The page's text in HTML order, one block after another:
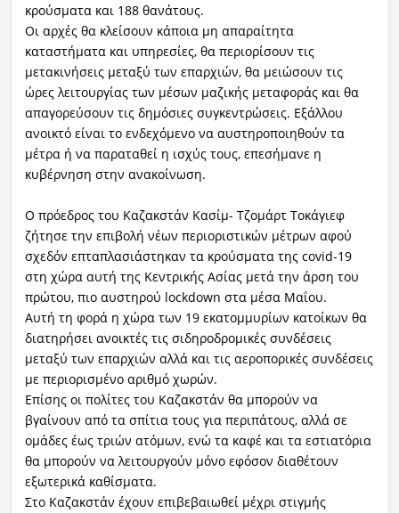
κρούσματα και 188 θανάτους.
Οι αρχές θα κλείσουν κάποια μη απαραίτητα
καταστήματα και υπηρεσίες, θα περιορίσουν τις
μετακινήσεις μεταξύ των επαρχιών, θα μειώσουν τις
ώρες λειτουργίας των μέσων μαζικής μεταφοράς και θα
απαγορεύσουν τις δημόσιες συγκεντρώσεις. Εξάλλου
ανοικτό είναι το ενδεχόμενο να αυστηροποιηθούν τα
μέτρα ή να παραταθεί η ισχύς τους, επεσήμανε η
κυβέρνηση στην ανακοίνωση.
Ο πρόεδρος του Καζακστάν Κασίμ- Τζομάρτ Τοκάγιεφ
ζήτησε την επιβολή νέων περιοριστικών μέτρων αφού
σχεδόν επταπλασιάστηκαν τα κρούσματα της covid-19
στη χώρα αυτή της Κεντρικής Ασίας μετά την άρση του
πρώτου, πιο αυστηρού lockdown στα μέσα Μαΐου.
Αυτή τη φορά η χώρα των 19 εκατομμυρίων κατοίκων θα
διατηρήσει ανοικτές τις σιδηροδρομικές συνδέσεις
μεταξύ των επαρχιών αλλά και τις αεροπορικές συνδέσεις
με περιορισμένο αριθμό χωρών.
Επίσης οι πολίτες του Καζακστάν θα μπορούν να
βγαίνουν από τα σπίτια τους για περιπάτους, αλλά σε
ομάδες έως τριών ατόμων, ενώ τα καφέ και τα εστιατόρια
θα μπορούν να λειτουργούν μόνο εφόσον διαθέτουν
εξωτερικά καθίσματα.
Στο Καζακστάν έχουν επιβεβαιωθεί μέχρι στιγμής